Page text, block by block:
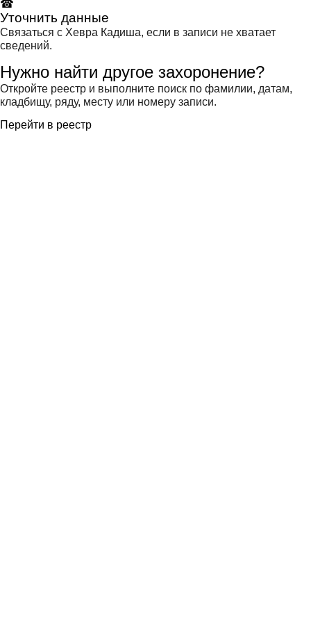
☎
Уточнить данные
Связаться с Хевра Кадиша, если в записи не хватает
сведений.
Нужно найти другое захоронение?
Откройте реестр и выполните поиск по фамилии, датам,
кладбищу, ряду, месту или номеру записи.
Перейти в реестр